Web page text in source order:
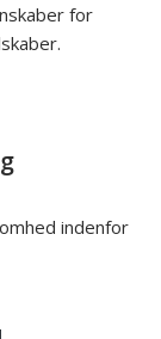
for
indenfor